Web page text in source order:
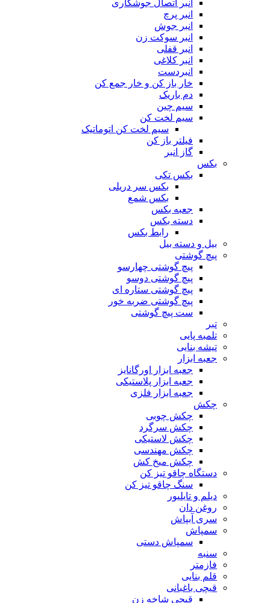
انبر اتصال جوشکاری
انبر پرچ
انبر جوش
انبر سوکت زن
انبر قفلی
انبر کلاغی
انبردست
خار باز کن و خار جمع کن
دم باریک
سیم چین
سیم لخت کن
سیم لخت کن اتوماتیک
فیلتر باز کن
گاز انبر
بکس
بکس تکی
بکس سر دریلی
بکس شمع
جعبه بکس
دسته بکس
رابط بکس
بیل و دسته بیل
پیچ گوشتی
پیچ گوشتی چهارسو
پیچ گوشتی دوسو
پیچ گوشتی ستاره‌ ای
پیچ گوشتی ضربه خور
ست پیچ گوشتی
تبر
تلمبه پایی
تیشه بنایی
جعبه ابزار
جعبه ابزار اورگانایز
جعبه ابزار پلاستیکی
جعبه ابزار فلزی
چکش
چکش چوبی
چکش سرگرد
چکش لاستیکی
چکش مهندسی
چکش میخ کش
دستگاه چاقو تیز کن
سنگ چاقو تیز کن
دیلم و تایلیور
روغن دان
سری آبپاش
سمپاش
سمپاش دستی
سنبه
فازمتر
قلم بنایی
قیچی باغبانی
قیچی شاخه زن